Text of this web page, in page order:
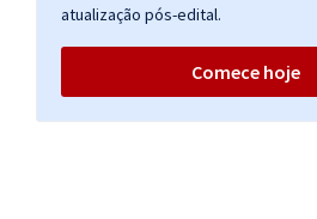
atualização pós-edital.
Comece hoje